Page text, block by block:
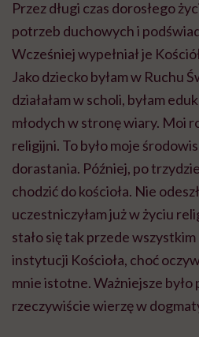
Przez długi czas dorosłego
potrzeb duchowych i
Wcześniej wypełniał je
Jako dziecko byłam w Ruchu
działałam w scholi, byłam
młodych w stronę wiary. Moi
religijni. To było moje
dorastania. Później, po
chodzić do kościoła. Nie
uczestniczyłam już w życiu
stało się tak przede
instytucji Kościoła, choć
mnie istotne. Ważniejsze było
rzeczywiście wierzę w